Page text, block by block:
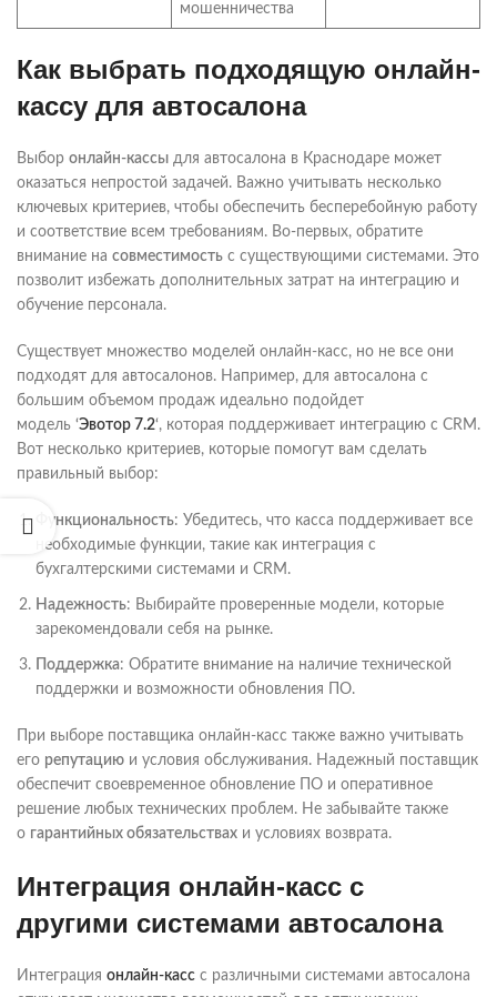
мошенничества
Как выбрать подходящую онлайн-
кассу для автосалона
Выбор онлайн-кассы для автосалона в Краснодаре может
оказаться непростой задачей. Важно учитывать несколько
ключевых критериев, чтобы обеспечить бесперебойную работу
и соответствие всем требованиям. Во-первых, обратите
внимание на совместимость с существующими системами. Это
позволит избежать дополнительных затрат на интеграцию и
обучение персонала.
Существует множество моделей онлайн-касс, но не все они
подходят для автосалонов. Например, для автосалона с
большим объемом продаж идеально подойдет
модель ‘Эвотор 7.2‘, которая поддерживает интеграцию с CRM.
Вот несколько критериев, которые помогут вам сделать
правильный выбор:
Функциональность: Убедитесь, что касса поддерживает все
необходимые функции, такие как интеграция с
бухгалтерскими системами и CRM.
Надежность: Выбирайте проверенные модели, которые
зарекомендовали себя на рынке.
Поддержка: Обратите внимание на наличие технической
поддержки и возможности обновления ПО.
При выборе поставщика онлайн-касс также важно учитывать
его репутацию и условия обслуживания. Надежный поставщик
обеспечит своевременное обновление ПО и оперативное
решение любых технических проблем. Не забывайте также
о гарантийных обязательствах и условиях возврата.
Интеграция онлайн-касс с
другими системами автосалона
Интеграция онлайн-касс с различными системами автосалона